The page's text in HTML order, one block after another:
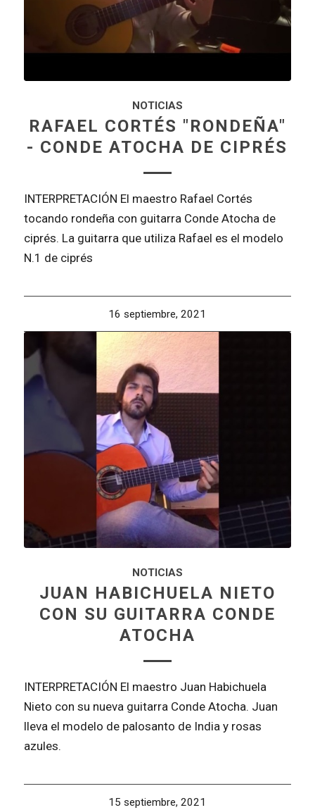
NOTICIAS
RAFAEL CORTÉS "RONDEÑA"
- CONDE ATOCHA DE CIPRÉS
INTERPRETACIÓN El maestro Rafael Cortés
tocando rondeña con guitarra Conde Atocha de
ciprés. La guitarra que utiliza Rafael es el modelo
N.1 de ciprés
16 septiembre, 2021
NOTICIAS
JUAN HABICHUELA NIETO
CON SU GUITARRA CONDE
ATOCHA
INTERPRETACIÓN El maestro Juan Habichuela
Nieto con su nueva guitarra Conde Atocha. Juan
lleva el modelo de palosanto de India y rosas
azules.
15 septiembre, 2021